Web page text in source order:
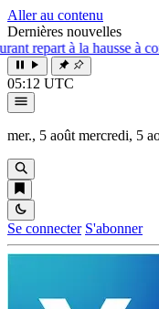
Aller au contenu
Dernières nouvelles
à compter du 1er
05:12 UTC
mer., 5 août mercredi, 5
Se connecter S'abonner